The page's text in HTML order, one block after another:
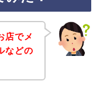
店でメ
などの